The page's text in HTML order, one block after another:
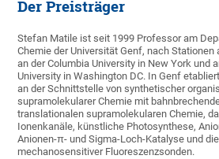
Der Preisträger
Stefan Matile ist seit 1999 Professor am
Chemie der Universität Genf, nach Stationen
an der Columbia University in New York und
University in Washington DC. In Genf
an der Schnittstelle von synthetischer
supramolekularer Chemie mit
translationalen supramolekularen Chemie,
Ionenkanäle, künstliche Photosynthese,
Anionen-π- und Sigma-Loch-Katalyse und
mechanosensitiver Fluoreszenzsonden.